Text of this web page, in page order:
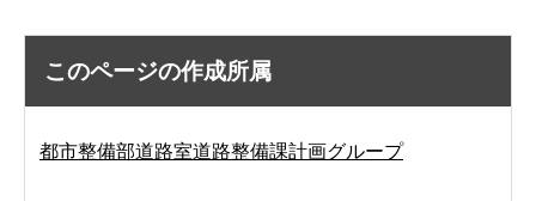
このページの作成所属
都市整備部道路室道路整備課計画グループ